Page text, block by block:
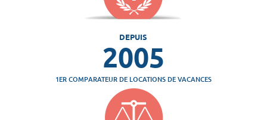
DEPUIS
2005
1ER COMPARATEUR DE LOCATIONS DE VACANCES